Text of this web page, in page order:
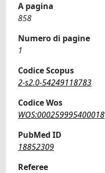
A pagina
858
Numero di pagine
1
Codice Scopus
2-s2.0-54249118783
Codice Wos
WOS:000259995400018
PubMed ID
18852309
Referee